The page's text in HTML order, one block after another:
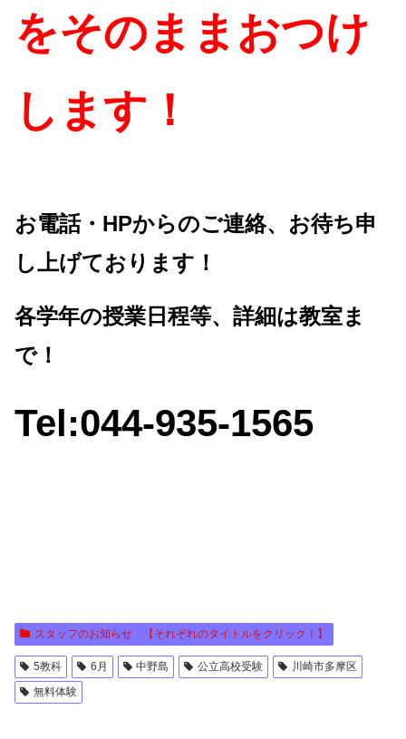
をそのままおつけ
します！
お電話・HPからのご連絡、お待ち申
し上げております！
各学年の授業日程等、詳細は教室ま
で！
Tel:044-935-1565
スタッフのお知らせ 【それぞれのタイトルをクリック！】
5教科 6月 中野島 公立高校受験
川崎市多摩区
無料体験